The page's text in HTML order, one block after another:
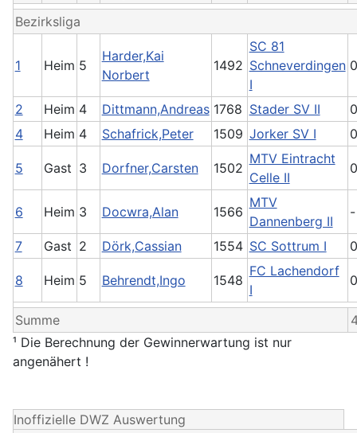
Bezirksliga
1 Heim 5
Harder,Kai
Norbert
1492
SC 81
Schneverdingen
I
2 Heim 4 Dittmann,Andreas 1768 Stader SV II
4
Heim 4 Schafrick,Peter 1509 Jorker SV I
5 Gast 3 Dorfner,Carsten 1502
MTV Eintracht
Celle II
6 Heim 3 Docwra,Alan 1566
MTV
Dannenberg II
-
7 Gast 2 Dörk,Cassian 1554 SC Sottrum I
8 Heim 5 Behrendt,Ingo 1548
FC Lachendorf
I
Summe
¹ Die Berechnung der Gewinnerwartung ist nur
angenähert !
Inoffizielle DWZ Auswertung